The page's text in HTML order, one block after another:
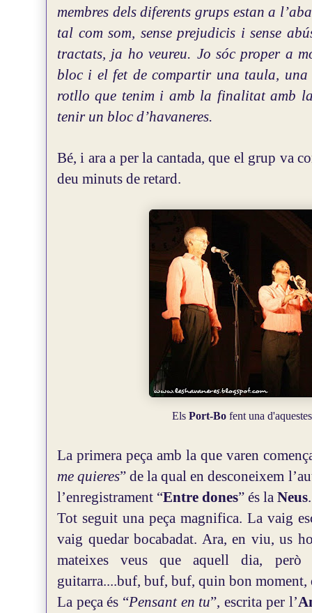
membres dels diferents grups estan a
tal com som, sense prejudicis i sense
tractats, ja ho veureu. Jo sóc proper a
bloc i el fet de compartir una taula, una
rotllo que tenim i amb la finalitat amb
tenir un bloc d’havaneres.
Bé, i ara a per la cantada, que el grup va
deu minuts de retard.
Els Port-Bo fent una
La primera peça amb la que varen
me quieres” de la qual en desconeixem
l’enregistrament “Entre dones” és la Neus.
Tot seguit una peça magnifica. La vaig
vaig quedar bocabadat. Ara, en viu, us
mateixes veus que aquell dia, però
guitarra....buf, buf, buf, quin bon moment,
La peça és “Pensant en tu”, escrita per l’